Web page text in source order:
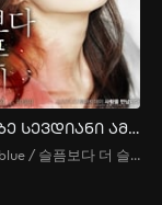
სევდიანზე სევდიანი ამბავი
more than blue / 슬픔보다 더 슬픈 이야기